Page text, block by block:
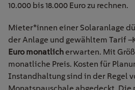
10.000 bis 18.000 Eurozu rechnen.
Mieter*innen einer Solaranlage
der Anlage und gewähltem Tarif
Euro monatlich erwarten. Mit
monatliche Preis. Kosten für
Instandhaltung sind in der Regel